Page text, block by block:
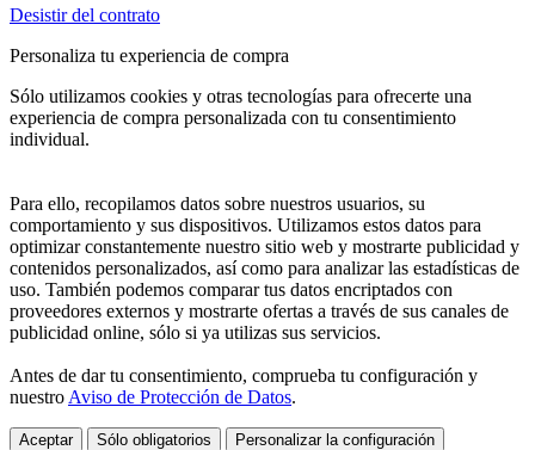
Desistir del contrato
Personaliza tu experiencia de compra
Sólo utilizamos cookies y otras tecnologías para ofrecerte una
experiencia de compra personalizada con tu consentimiento
individual.
Para ello, recopilamos datos sobre nuestros usuarios, su
comportamiento y sus dispositivos. Utilizamos estos datos para
optimizar constantemente nuestro sitio web y mostrarte publicidad y
contenidos personalizados, así como para analizar las estadísticas de
uso. También podemos comparar tus datos encriptados con
proveedores externos y mostrarte ofertas a través de sus canales de
publicidad online, sólo si ya utilizas sus servicios.
Antes de dar tu consentimiento, comprueba tu configuración y
nuestro Aviso de Protección de Datos.
Aceptar Sólo obligatorios Personalizar la configuración